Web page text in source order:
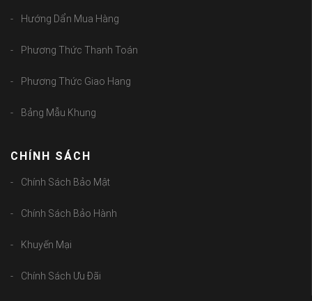
Hướng Dẩn Mua Hàng
Phương Thức Thanh Toán
Phương Thức Giao Hang
Bảng Mẫu Khung
CHÍNH SÁCH
Chính Sách Bảo Mật
Chính Sách Bảo Hành
Khuyến Mại
Chính Sách Ưu Đãi